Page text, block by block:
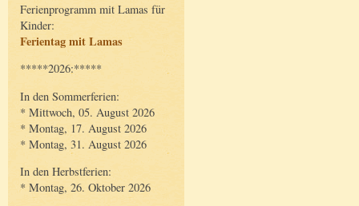
Ferienprogramm mit Lamas für
Kinder:
Ferientag mit Lamas
*****2026:*****
In den Sommerferien:
* Mittwoch, 05. August 2026
* Montag, 17. August 2026
* Montag, 31. August 2026
In den Herbstferien:
* Montag, 26. Oktober 2026